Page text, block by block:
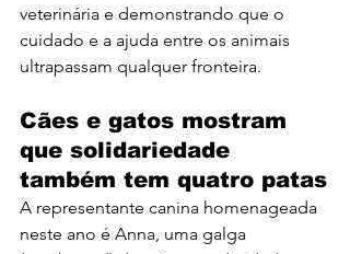
veterinária e demonstrando que o
cuidado e a ajuda entre os animais
ultrapassam qualquer fronteira.
Cães e gatos mostram
que solidariedade
também tem quatro patas
A representante canina homenageada
neste ano é Anna, uma galga